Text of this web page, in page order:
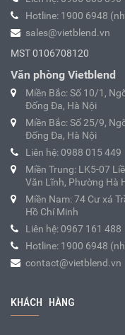
Hotline: 1900 6948
sales@vietblend.vn
MST 0106708120
Văn phòng Vietblend
Miền Bắc: Số 10/1,
Đống Đa, Hà Nội
Miền Bắc: Số 25/9,
Đống Đa, Hà Nội
Liên hệ: 0988 015 449
Miền Trung: LK5-07
Văn Lĩnh, Phường Hà
Miền Nam: 74 Cư xá
Hồ Chí Minh
Liên hệ: 0967 161 488
Hotline: 1900 6948
contact@vietblend.vn
KHÁCH HÀNG